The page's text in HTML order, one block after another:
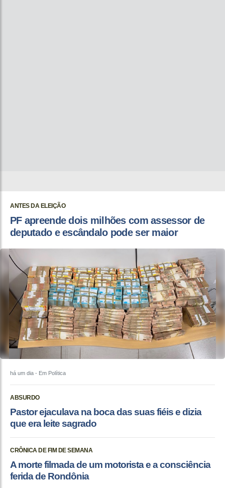
ANTES DA ELEIÇÃO
PF apreende dois milhões com assessor de
deputado e escândalo pode ser maior
há um dia - Em Política
ABSURDO
Pastor ejaculava na boca das suas fiéis e dizia
que era leite sagrado
CRÔNICA DE FIM DE SEMANA
A morte filmada de um motorista e a consciência
ferida de Rondônia